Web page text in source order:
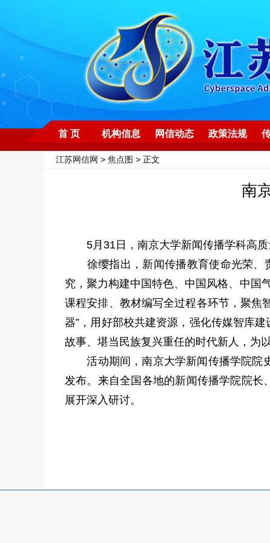
首 页 机构信息 网信动态 政策法规
江苏网信网 > 焦点图 > 正文
南
5月31日，南京大学新闻传播学科高质
徐缨指出，新闻传播教育使命光荣、责
究，聚力构建中国特色、中国风格、中国
课程安排、教材编写全过程各环节，聚焦
器”，用好部校共建资源，强化传媒智库
故事、堪当民族复兴重任的时代新人，为
活动期间，南京大学新闻传播学院院
发布。来自全国各地的新闻传播学院院长
展开深入研讨。